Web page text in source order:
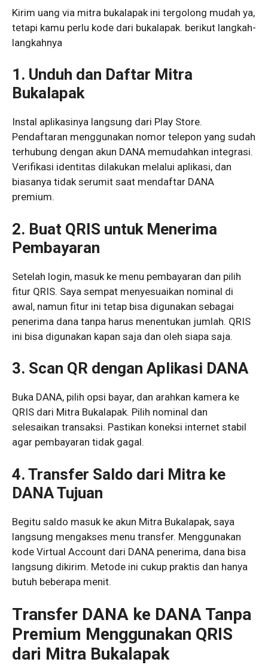
Kirim uang via mitra bukalapak ini tergolong mudah ya,
tetapi kamu perlu kode dari bukalapak. berikut langkah-
langkahnya
1. Unduh dan Daftar Mitra
Bukalapak
Instal aplikasinya langsung dari Play Store.
Pendaftaran menggunakan nomor telepon yang sudah
terhubung dengan akun DANA memudahkan integrasi.
Verifikasi identitas dilakukan melalui aplikasi, dan
biasanya tidak serumit saat mendaftar DANA
premium.
2. Buat QRIS untuk Menerima
Pembayaran
Setelah login, masuk ke menu pembayaran dan pilih
fitur QRIS. Saya sempat menyesuaikan nominal di
awal, namun fitur ini tetap bisa digunakan sebagai
penerima dana tanpa harus menentukan jumlah. QRIS
ini bisa digunakan kapan saja dan oleh siapa saja.
3. Scan QR dengan Aplikasi DANA
Buka DANA, pilih opsi bayar, dan arahkan kamera ke
QRIS dari Mitra Bukalapak. Pilih nominal dan
selesaikan transaksi. Pastikan koneksi internet stabil
agar pembayaran tidak gagal.
4. Transfer Saldo dari Mitra ke
DANA Tujuan
Begitu saldo masuk ke akun Mitra Bukalapak, saya
langsung mengakses menu transfer. Menggunakan
kode Virtual Account dari DANA penerima, dana bisa
langsung dikirim. Metode ini cukup praktis dan hanya
butuh beberapa menit.
Transfer DANA ke DANA Tanpa
Premium Menggunakan QRIS
dari Mitra Bukalapak